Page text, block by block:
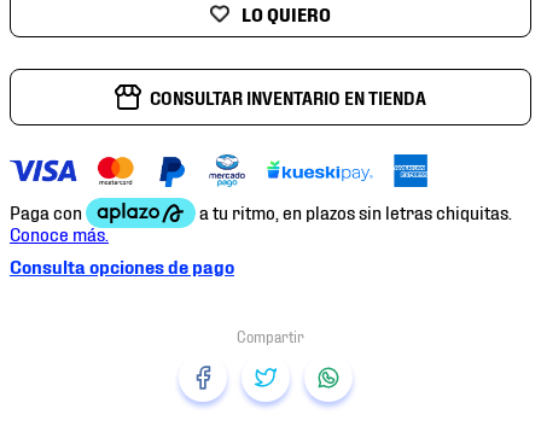
CONSULTAR INVENTARIO EN TIENDA
Consulta opciones de pago